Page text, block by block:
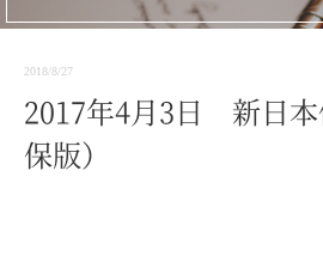
2018/8/27
2017年4月3日 新日本
保版）